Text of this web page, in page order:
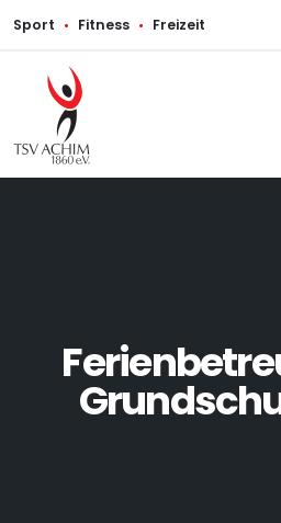
Sport • Fitness • Freizeit